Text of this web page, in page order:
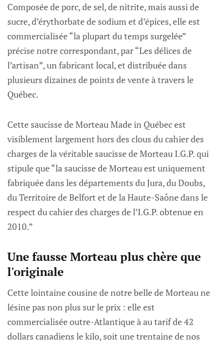
Composée de porc, de sel, de nitrite, mais aussi de
sucre, d’érythorbate de sodium et d’épices, elle est
commercialisée “la plupart du temps surgelée”
précise notre correspondant, par “Les délices de
l’artisan”, un fabricant local, et distribuée dans
plusieurs dizaines de points de vente à travers le
Québec.
Cette saucisse de Morteau Made in Québec est
visiblement largement hors des clous du cahier des
charges de la véritable saucisse de Morteau I.G.P. qui
stipule que “la saucisse de Morteau est uniquement
fabriquée dans les départements du Jura, du Doubs,
du Territoire de Belfort et de la Haute-Saône dans le
respect du cahier des charges de l’I.G.P. obtenue en
2010.”
Une fausse Morteau plus chère que
l'originale
Cette lointaine cousine de notre belle de Morteau ne
lésine pas non plus sur le prix : elle est
commercialisée outre-Atlantique à au tarif de 42
dollars canadiens le kilo, soit une trentaine de nos